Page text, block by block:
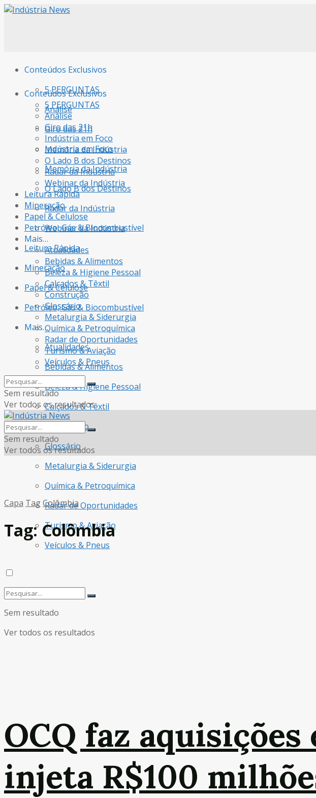
Conteúdos Exclusivos
5 PERGUNTAS
Análise
Giro das 21h
Indústria em Foco
Memória da Indústria
O Lado B dos Destinos
Radar da Indústria
Webinar da Indústria
Leitura Rápida
Mineração
Papel & Celulose
Petróleo, Gás & Biocombustível
Mais…
Atualidades
Bebidas & Alimentos
Beleza & Higiene Pessoal
Calçados & Têxtil
Construção
Glossário
Metalurgia & Siderurgia
Química & Petroquímica
Radar de Oportunidades
Turismo & Aviação
Veículos & Pneus
Sem resultado
Ver todos os resultados
Conteúdos Exclusivos
5 PERGUNTAS
Análise
Giro das 21h
Indústria em Foco
Memória da Indústria
O Lado B dos Destinos
Radar da Indústria
Webinar da Indústria
Leitura Rápida
Mineração
Papel & Celulose
Petróleo, Gás & Biocombustível
Mais…
Atualidades
Bebidas & Alimentos
Beleza & Higiene Pessoal
Calçados & Têxtil
Construção
Glossário
Metalurgia & Siderurgia
Química & Petroquímica
Radar de Oportunidades
Turismo & Aviação
Veículos & Pneus
Sem resultado
Ver todos os resultados
Sem resultado
Ver todos os resultados
Capa TagColômbia
Tag:Colômbia
OCQ faz
injeta R$100